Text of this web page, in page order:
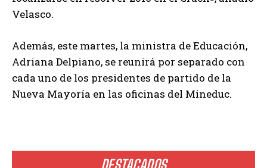
Velasco.
Además, este martes, la ministra de Educación,
Adriana Delpiano, se reunirá por separado con
cada uno de los presidentes de partido de la
Nueva Mayoría en las oficinas del Mineduc.